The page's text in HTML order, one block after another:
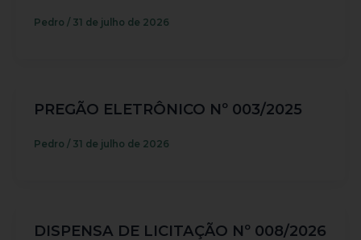
Pedro / 31 de julho de 2026
PREGÃO ELETRÔNICO Nº 003/2025
Pedro / 31 de julho de 2026
DISPENSA DE LICITAÇÃO Nº 008/2026